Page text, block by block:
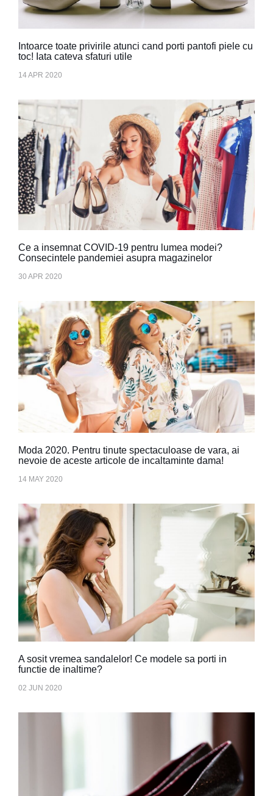
Intoarce toate privirile atunci cand porti pantofi piele cu
toc! Iata cateva sfaturi utile
14 APR 2020
Ce a insemnat COVID-19 pentru lumea modei?
Consecintele pandemiei asupra magazinelor
30 APR 2020
Moda 2020. Pentru tinute spectaculoase de vara, ai
nevoie de aceste articole de incaltaminte dama!
14 MAY 2020
A sosit vremea sandalelor! Ce modele sa porti in
functie de inaltime?
02 JUN 2020